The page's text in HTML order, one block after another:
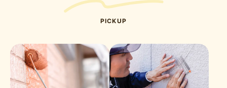
PICKUP